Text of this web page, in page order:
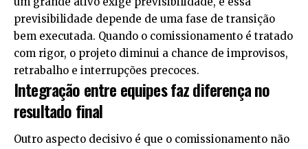
previsibilidade depende de uma fase de transição
bem executada. Quando o comissionamento é tratado
com rigor, o projeto diminui a chance de improvisos,
retrabalho e interrupções precoces.
Integração entre equipes faz diferença no
resultado final
Outro aspecto decisivo é que o comissionamento não